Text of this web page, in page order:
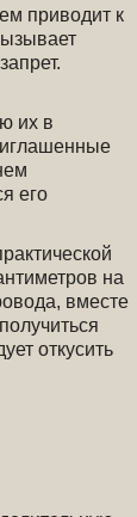
приводит к
их в
его
на
вместе
откусить